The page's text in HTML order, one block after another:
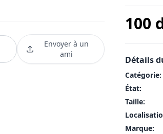
Envoyer à un
ami
100
Détails
Catégorie:
État:
Taille:
Marque: